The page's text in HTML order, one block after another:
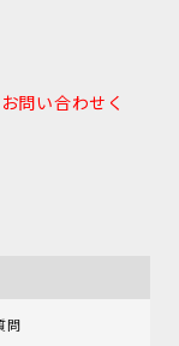
問い合わせく
問